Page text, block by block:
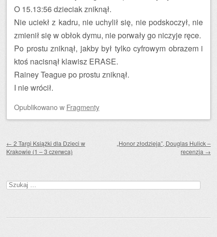
O 15.13:56 dzieciak zniknął.
Nie uciekł z kadru, nie uchylił się, nie podskoczył, nie
zmienił się w obłok dymu, nie porwały go niczyje ręce.
Po prostu zniknął, jakby był tylko cyfrowym obrazem i
ktoś nacisnął klawisz ERASE.
Rainey Teague po prostu zniknął.
I nie wrócił.
Opublikowanow Fragmenty
← 2 Targi Książki dla Dzieci w
Krakowie (1 – 3 czerwca)
„Honor złodzieja”, Douglas Hulick –
recenzja →
Szukaj: